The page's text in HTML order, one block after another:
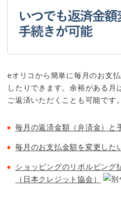
eオリコから簡単に毎月のお支
したりできます。余裕がある月
ご返済いただくことも可能です。
毎月の返済金額（弁済金）と
毎月のお支払金額を変更した
ショッピングのリボルビング
（日本クレジット協会）